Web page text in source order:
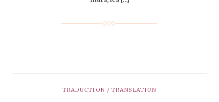
TRADUCTION / TRANSLATION